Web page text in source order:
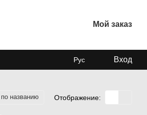
Мой заказ
Рус Вход
по названию Отображение: